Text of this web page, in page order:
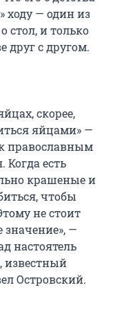
ходу — один из
стол, и только
друг с другом.
скорее,
яйцами» —
православным
есть
крашеные и
чтобы
не стоит
значение», —
настоятель
известный
Островский.